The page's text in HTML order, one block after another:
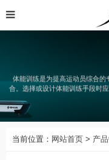
体能训练是为提高运动员综合
合。选择或设计体能训练手段时
当前位置： 网站首页 > 产